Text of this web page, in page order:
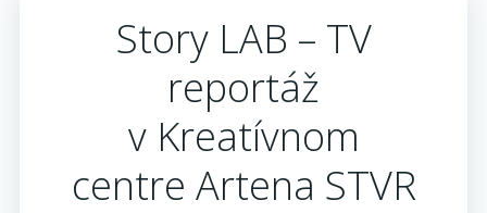
Story LAB – TV
reportáž
v Kreatívnom
centre Artena STVR